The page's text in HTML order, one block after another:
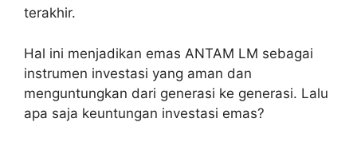
terakhir.
Hal ini menjadikan emas ANTAM LM sebagai
instrumen investasi yang aman dan
menguntungkan dari generasi ke generasi. Lalu
apa saja keuntungan investasi emas?